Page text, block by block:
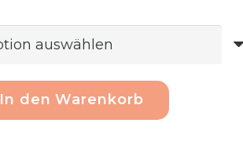
In den Warenkorb